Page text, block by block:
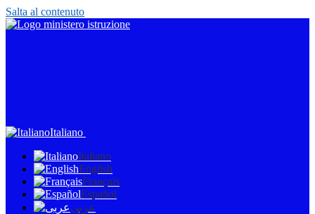
Salta al contenuto
Italiano
Italiano
English
Français
Español
عربى